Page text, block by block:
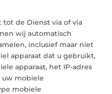
de Dienst via of via
wij automatisch
inclusief maar niet
apparaat dat u gebruikt,
apparaat, het IP-adres
uw mobiele
mobiele